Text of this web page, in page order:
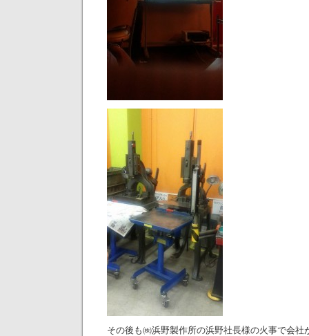
その後も㈱浜野製作所の浜野社長様の火事で会社